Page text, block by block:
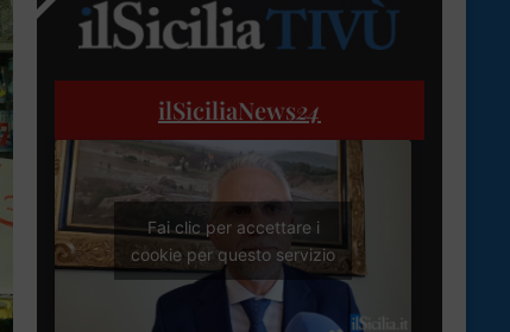
ilSiciliaNews24
Fai clic per accettare i
cookie per questo servizio